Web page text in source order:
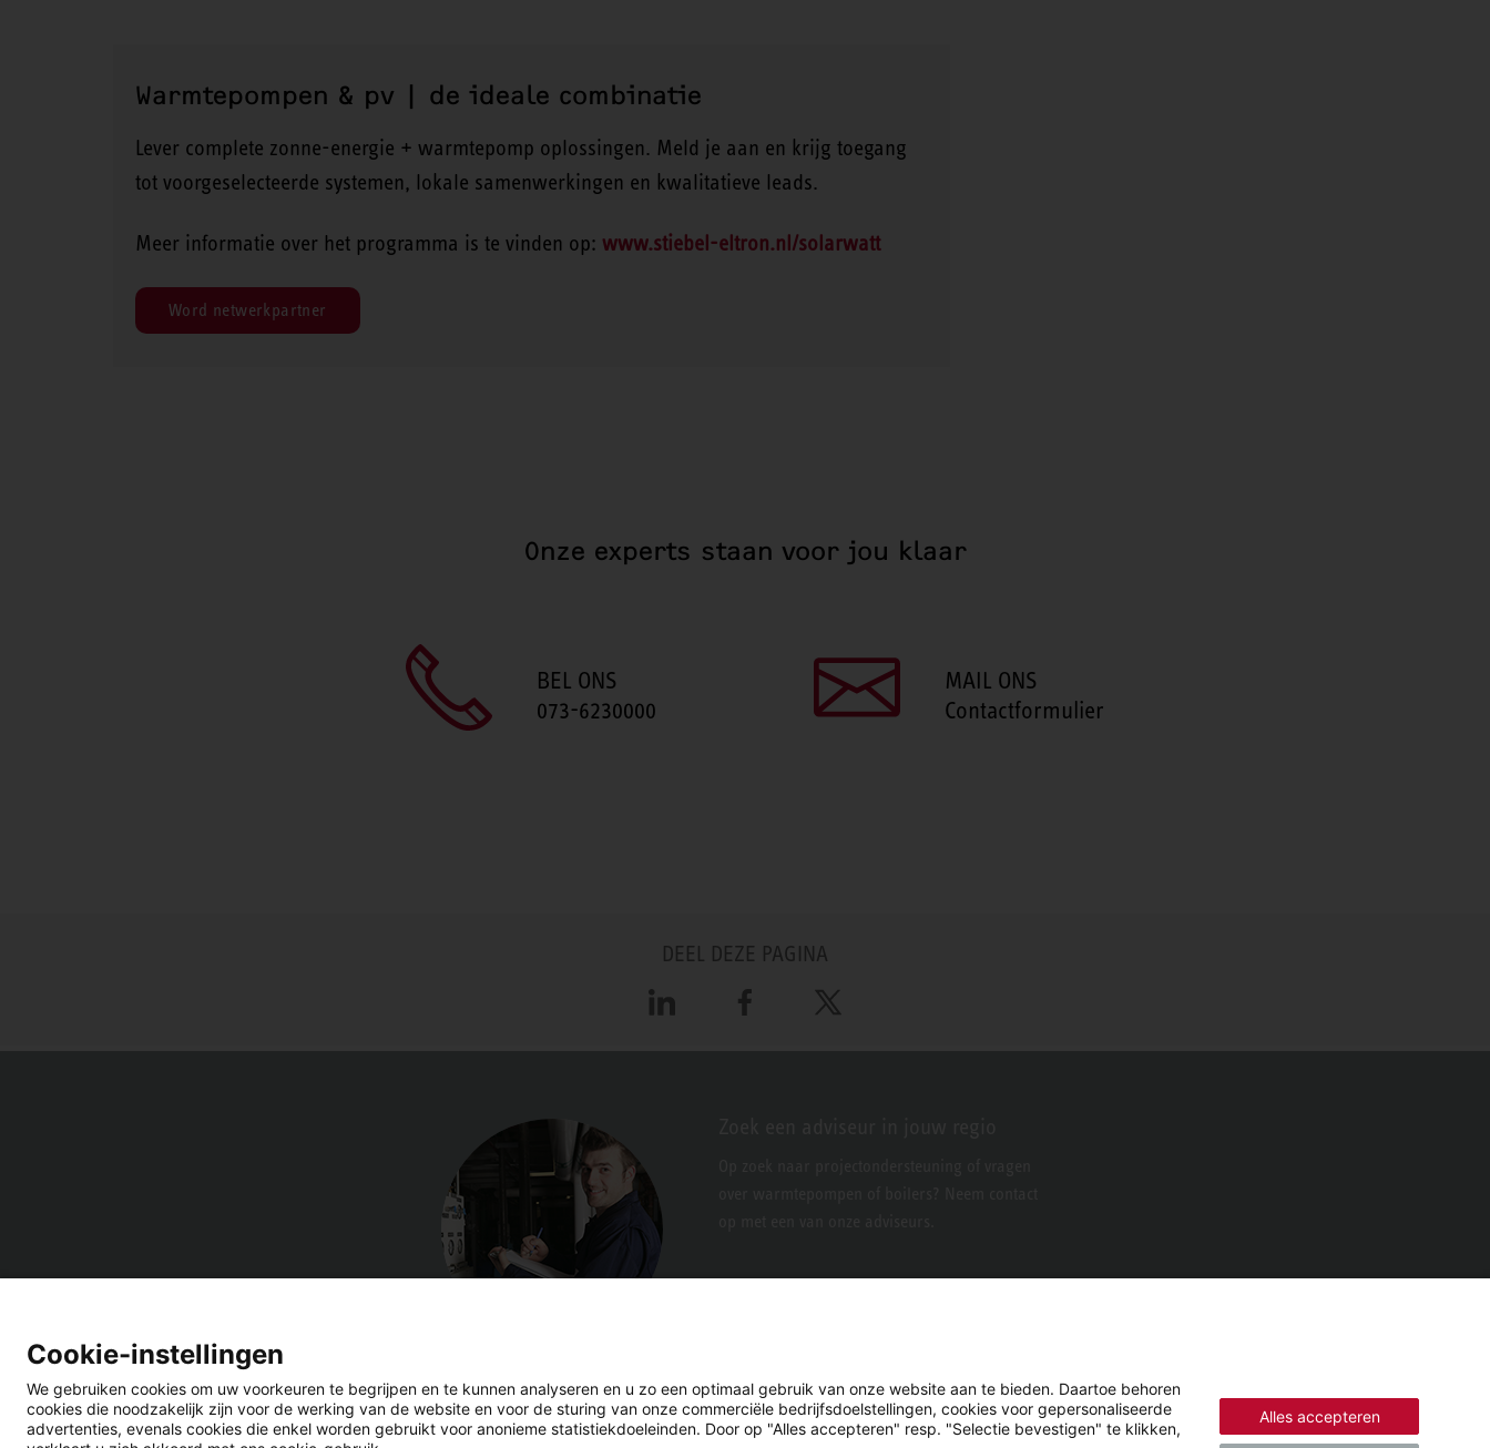
Warmtepompen & pv | de ideale combinatie
Lever complete zonne-energie + warmtepomp oplossingen. Meld je aan en krijg toegang
tot voorgeselecteerde systemen, lokale samenwerkingen en kwalitatieve leads.
Meer informatie over het programma is te vinden op: www.stiebel-eltron.nl/solarwatt
Word netwerkpartner
Onze experts staan voor jou klaar
BEL ONS
073-6230000
MAIL ONS
Contactformulier
DEEL DEZE PAGINA
LinkedIn Facebook X
Cookie-instellingen
We gebruiken cookies om uw voorkeuren te begrijpen en te kunnen analyseren en u zo een optimaal gebruik van onze website aan te bieden. Daartoe behoren
cookies die noodzakelijk zijn voor de werking van de website en voor de sturing van onze commerciële bedrijfsdoelstellingen, cookies voor gepersonaliseerde
advertenties, evenals cookies die enkel worden gebruikt voor anonieme statistiekdoeleinden. Door op "Alles accepteren" resp. "Selectie bevestigen" te klikken,
Alles accepteren